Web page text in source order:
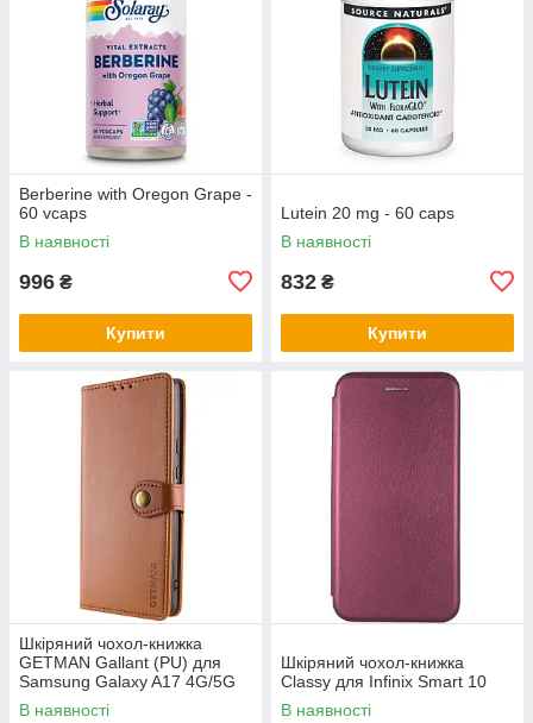
Berberine with Oregon Grape -
60 vcaps
В наявності
996 ₴
Купити
Lutein 20 mg - 60 caps
В наявності
832 ₴
Купити
Шкіряний чохол-книжка
GETMAN Gallant (PU) для
Samsung Galaxy A17 4G/5G
В наявності
Шкіряний чохол-книжка
Classy для Infinix Smart 10
В наявності